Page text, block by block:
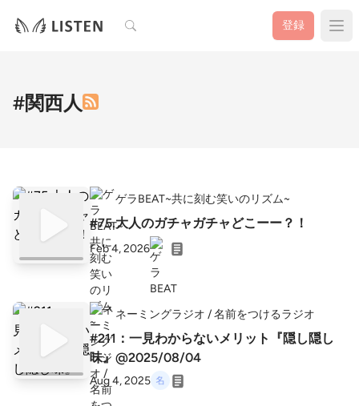
検索 登録
#関西人
ゲラBEAT~共に刻む笑いのリズム~
#75.大人のガチャガチャどこーー？！
Feb 4, 2026
ネーミングラジオ / 名前をつけるラジオ
#211：一見わからないメリット『隠し隠し
味』@2025/08/04
Aug 4, 2025